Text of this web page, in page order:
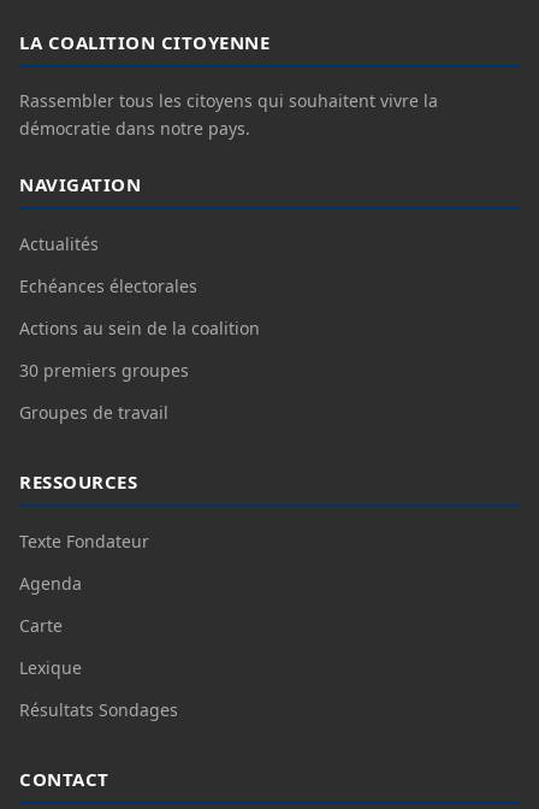
LA COALITION CITOYENNE
Rassembler tous les citoyens qui souhaitent vivre la
démocratie dans notre pays.
NAVIGATION
Actualités
Echéances électorales
Actions au sein de la coalition
30 premiers groupes
Groupes de travail
RESSOURCES
Texte Fondateur
Agenda
Carte
Lexique
Résultats Sondages
CONTACT